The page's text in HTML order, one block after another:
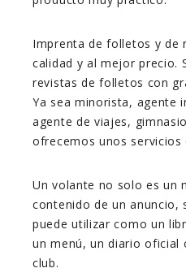
Imprenta de folletos y de
calidad y al mejor precio.
revistas de folletos con
Ya sea minorista, agente
agente de viajes,
ofrecemos unos servicios
Un volante no solo es un
contenido de un anuncio,
puede utilizar como un
un menú, un diario oficial
club.